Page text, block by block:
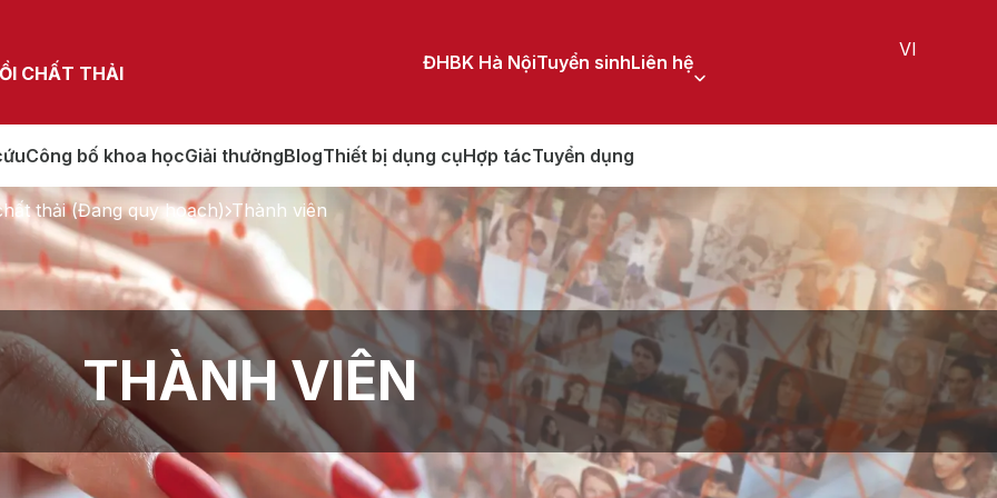
CHẤT THẢI ĐHBK Hà NộiTuyển sinhLiên hệ
VI
Công bố khoa họcGiải thưởngBlogThiết bị dụng cụHợp tácTuyển dụng
THÀNH VIÊN
thải (Đang quy hoạch) Thành viên